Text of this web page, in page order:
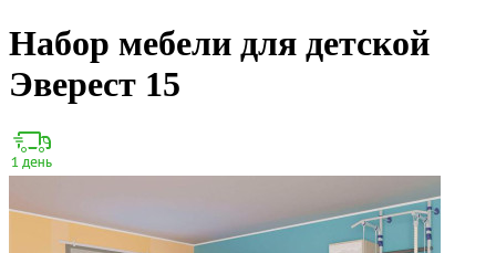
Набор мебели для детской
Эверест 15